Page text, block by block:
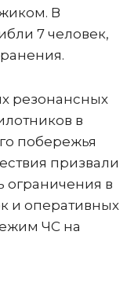
В
7 человек,
резонансных
в
побережья
призвали
ограничения в
и оперативных
ЧС на